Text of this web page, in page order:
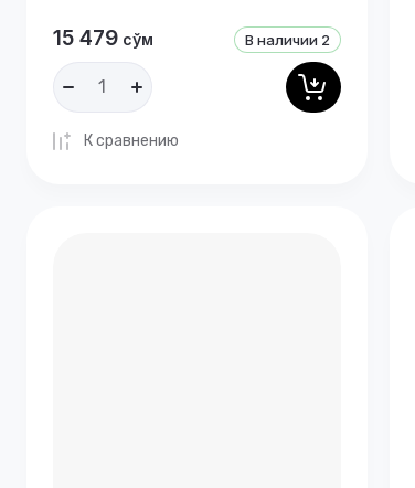
В наличии 2
15 479 сўм
К сравнению